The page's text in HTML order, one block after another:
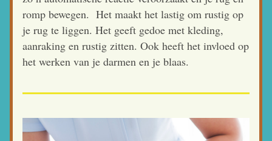
romp bewegen.  Het maakt het lastig om rustig op
je rug te liggen. Het geeft gedoe met kleding,
aanraking en rustig zitten. Ook heeft het invloed op
het werken van je darmen en je blaas.